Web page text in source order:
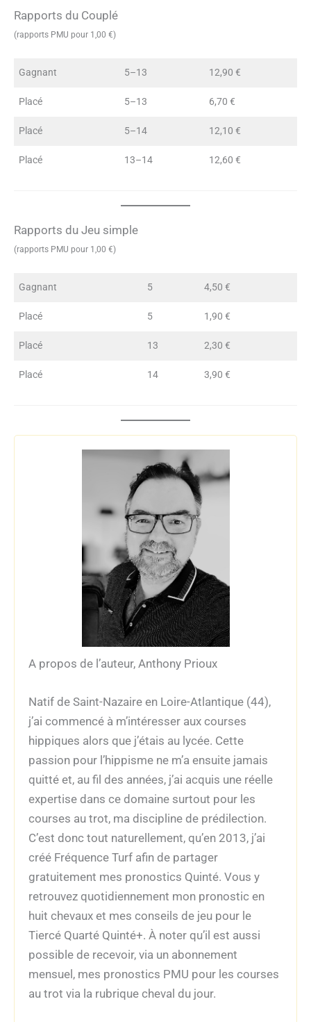
Rapports du Couplé
(rapports PMU pour 1,00 €)
Gagnant 5–13 12,90 €
Placé 5–13 6,70 €
Placé 5–14 12,10 €
Placé 13–14 12,60 €
Rapports du Jeu simple
(rapports PMU pour 1,00 €)
Gagnant 5 4,50 €
Placé 5 1,90 €
Placé 13 2,30 €
Placé 14 3,90 €
A propos de l’auteur, Anthony Prioux
Natif de Saint-Nazaire en Loire-Atlantique (44),
j’ai commencé à m’intéresser aux courses
hippiques alors que j’étais au lycée. Cette
passion pour l’hippisme ne m’a ensuite jamais
quitté et, au fil des années, j’ai acquis une réelle
expertise dans ce domaine surtout pour les
courses au trot, ma discipline de prédilection.
C’est donc tout naturellement, qu’en 2013, j’ai
créé Fréquence Turf afin de partager
gratuitement mes pronostics Quinté. Vous y
retrouvez quotidiennement mon pronostic en
huit chevaux et mes conseils de jeu pour le
Tiercé Quarté Quinté+. À noter qu’il est aussi
possible de recevoir, via un abonnement
mensuel, mes pronostics PMU pour les courses
au trot via la rubrique cheval du jour.